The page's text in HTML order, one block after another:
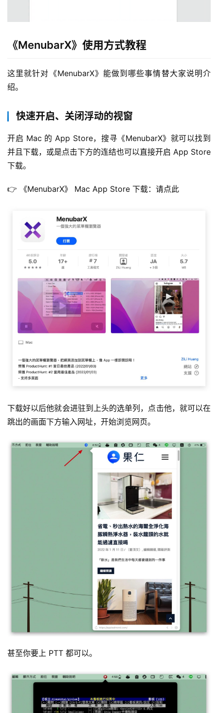
《MenubarX》使用方式教程
这里就针对《MenubarX》能做到哪些事情替大家说明介
绍。
快速开启、关闭浮动的视窗
开启 Mac 的 App Store，搜寻《MenubarX》就可以找到
并且下载，或是点击下方的连结也可以直接开启 App Store
下载。
👉 《MenubarX》 Mac App Store 下载：请点此
下载好以后他就会进驻到上头的选单列，点击他，就可以在
跳出的画面下方输入网址，开始浏览网页。
甚至你要上 PTT 都可以。